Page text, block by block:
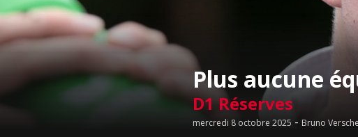
Plus aucune
D1 Réserves
mercredi 8 octobre 2025 - Bruno